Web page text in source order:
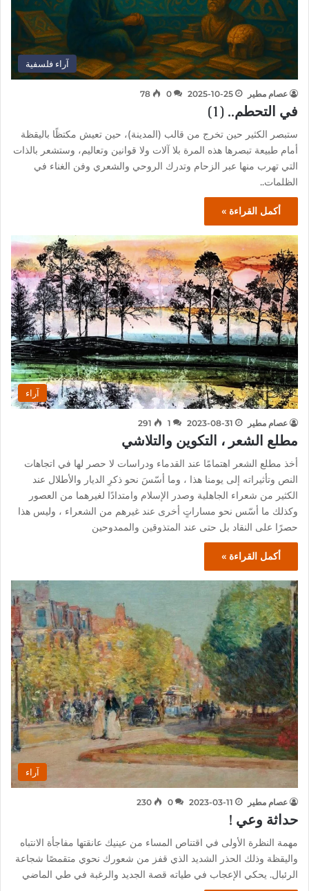
آراء فلسفية
عصام مطير 2025-10-25
0
78
في التحطم.. (1)
ستبصر الكثير حين تخرج من قالب (المدينة)، حين تعيش مكتظًا باليقظة
أمام طبيعة تبصرها هذه المرة بلا آلات ولا قوانين وتعاليم، وستشعر بالذات
التي تهرب منها عبر الزحام وتدرك الروحي والشعري وفن الغناء في
الظلمات..
أكمل القراءة »
آراء
عصام مطير 2023-08-31
1
291
مطلع الشعر ، التكوين والتلاشي
أخذ مطلع الشعر اهتمامًا عند القدماء ودراسات لا حصر لها في اتجاهات
النص وتأثيراته إلى يومنا هذا ، وما أسّسَ نحو ذكرِ الديار والأطلال عند
الكثير من شعراء الجاهلية وصدر الإسلام وامتدادًا لغيرهما من العصور
وكذلك ما أسّس نحو مساراتٍ أخرى عند غيرهم من الشعراء ، وليس هذا
حصرًا على النقاد بل حتى عند المتذوقين والممدوحين
أكمل القراءة »
آراء
عصام مطير 2023-03-11
0
230
حداثة وعي !
مهمة النظرة الأولى في اقتناص المساء من عينيك عانقتها مفاجأة الانتباه
واليقظة وذلك الحذر الشديد الذي قفز من شعورك نحوي متقمصًا شجاعة
الرئبال. يحكي الإعجاب في طياته قصة الجديد والرغبة في طي الماضي